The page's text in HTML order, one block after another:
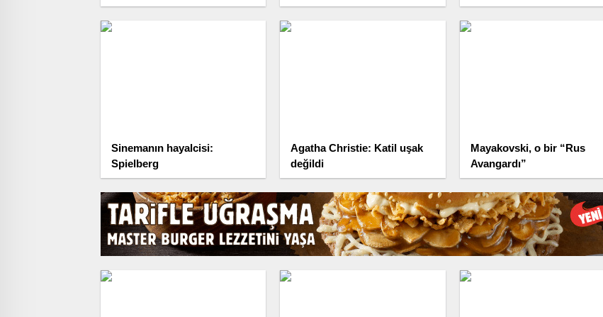
Sinemanın hayalcisi:
Spielberg
Agatha Christie: Katil uşak
değildi
Mayakovski, o bir “Rus
Avangardı”